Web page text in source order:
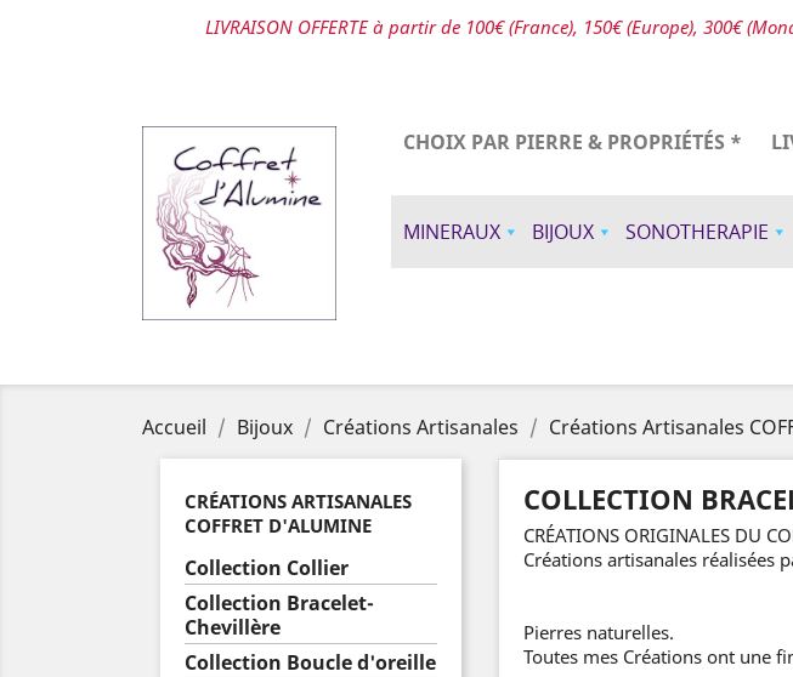
LIVRAISON OFFERTE à partir de 100€ (France), 150€ (Europe), 300€
CHOIX PAR PIERRE & PROPRIÉTÉS *
MINERAUX BIJOUX SONOTHERAPIE
Accueil Bijoux Créations Artisanales Créations Artisanales
CRÉATIONS ARTISANALES
COFFRET D'ALUMINE
Collection Collier
Collection Bracelet-
Chevillère
Collection Boucle d'oreille
COLLECTION
CRÉATIONS ORIGINALES DU
Créations artisanales réalisées
Pierres naturelles.
Toutes mes Créations ont une